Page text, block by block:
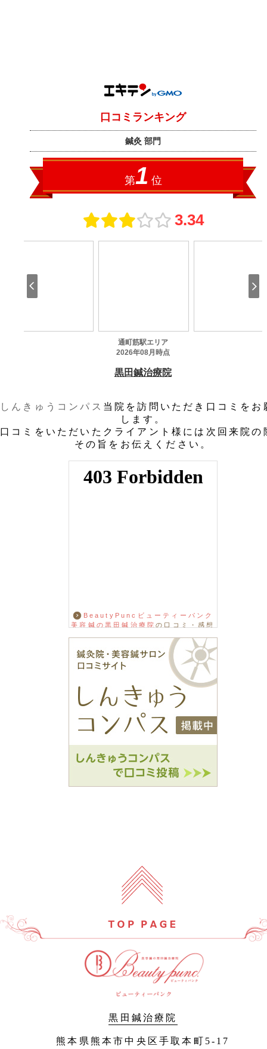
しんきゅうコンパス 当院を訪問いただき口コミをお
します。
口コミをいただいたクライアント様には次回来院の
その旨をお伝えください。
BeautyPuncビューティーパンク
美容鍼の黒田鍼治療院の口コミ・感想
黒田鍼治療院
熊本県熊本市中央区手取本町5-17